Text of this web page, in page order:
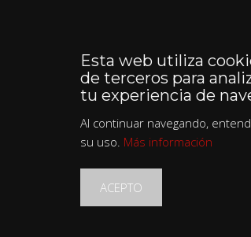
Esta web utiliza
de terceros para
tu experiencia de
Al continuar navegando,
su uso. Más información
ACEPTO